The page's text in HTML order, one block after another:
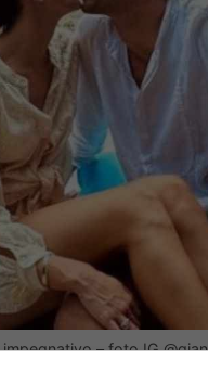
– foto IG